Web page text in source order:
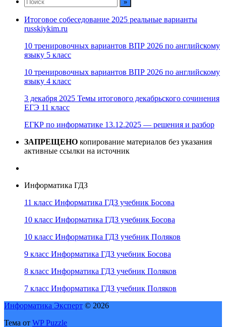
Итоговое собеседование 2025 реальные варианты
russkiykim.ru
10 тренировочных вариантов ВПР 2026 по английскому
языку 5 класс
10 тренировочных вариантов ВПР 2026 по английскому
языку 4 класс
3 декабря 2025 Темы итогового декабрьского сочинения
ЕГЭ 11 класс
ЕГКР по информатике 13.12.2025 — решения и разбор
ЗАПРЕЩЕНО копирование материалов без указания
активные ссылки на источник
Информатика ГДЗ
11 класс Информатика ГДЗ учебник Босова
10 класс Информатика ГДЗ учебник Босова
10 класс Информатика ГДЗ учебник Поляков
9 класс Информатика ГДЗ учебник Босова
8 класс Информатика ГДЗ учебник Поляков
7 класс Информатика ГДЗ учебник Поляков
Информатика Эксперт © 2026
Тема от WP Puzzle